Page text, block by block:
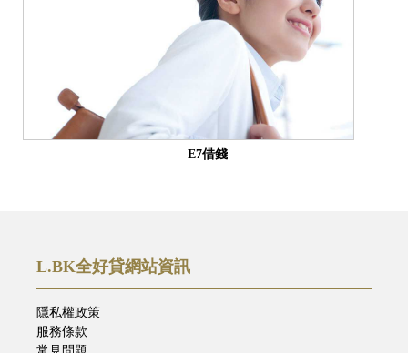
E7借錢
L.BK全好貸網站資訊
隱私權政策
服務條款